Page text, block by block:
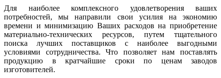
Для наиболее комплексного удовлетворения ваших
потребностей, мы направили свои усилия на экономию
времени и минимизацию Ваших расходов на приобретение
материально-технических ресурсов, путем тщательного
поиска лучших поставщиков с наиболее выгодными
условиями сотрудничества. Что позволяет нам поставлять
продукцию в кратчайшие сроки по ценам заводов
изготовителей.